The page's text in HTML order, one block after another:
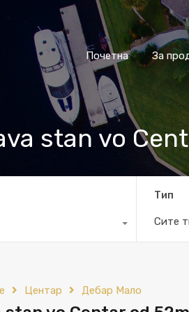
Почетна За
stan vo
Тип
Сите
Центар Дебар Мало